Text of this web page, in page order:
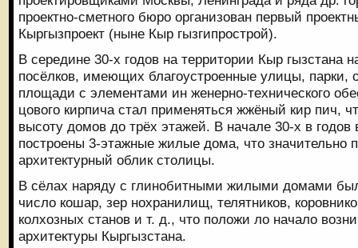
проектно-сметного бюро организован первый
Кыргызпроект (ныне Кыр гызгипрострой).
В середине 30-х годов на территории Кыр гызстана
посёлков, имеющих благоустроенные улицы, парки,
площади с элементами ин женерно-технического
цового кирпича стал применяться жжёный кир пич,
высоту домов до трёх этажей. В начале 30-х в
построены 3-этажные жилые дома, что значительно
архитектурный облик столицы.
В сёлах наряду с глинобитными жилыми домами
число кошар, зер нохранилищ, телятников,
колхозных станов и т. д., что положи ло начало
архитектуры Кыргызстана.